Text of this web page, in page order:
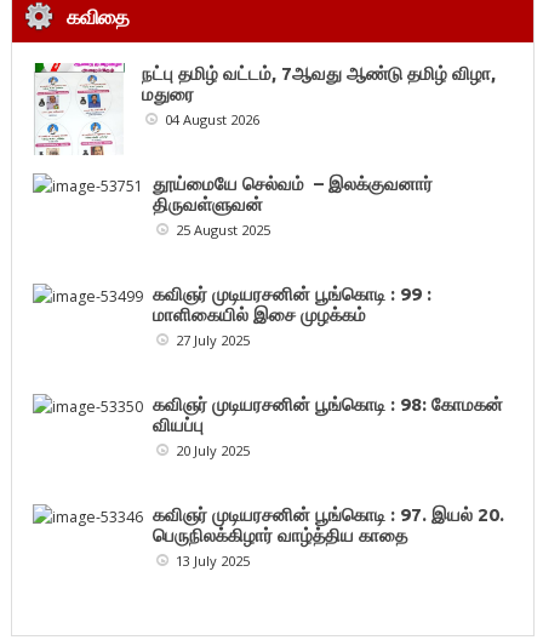
கவிதை
நட்பு தமிழ் வட்டம், 7ஆவது ஆண்டு தமிழ் விழா,
மதுரை
04 August 2026
தூய்மையே செல்வம் – இலக்குவனார்
திருவள்ளுவன்
25 August 2025
கவிஞர் முடியரசனின் பூங்கொடி : 99 :
மாளிகையில் இசை முழக்கம்
27 July 2025
கவிஞர் முடியரசனின் பூங்கொடி : 98: கோமகன்
வியப்பு
20 July 2025
கவிஞர் முடியரசனின் பூங்கொடி : 97. இயல் 20.
பெருநிலக்கிழார் வாழ்த்திய காதை
13 July 2025